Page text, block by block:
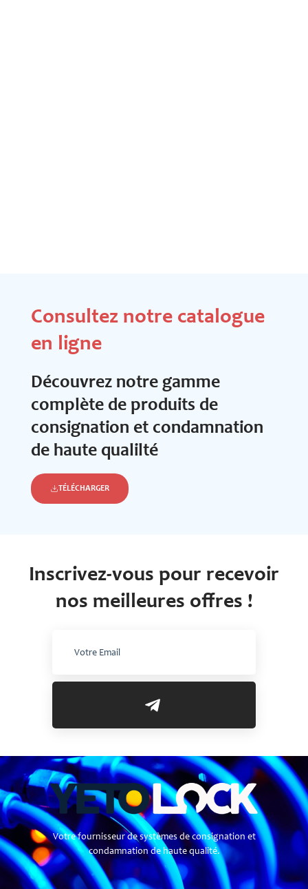
Consultez notre catalogue
en ligne
Découvrez notre gamme
complète de produits de
consignation et condamnation
de haute qualilté
TÉLÉCHARGER
Inscrivez-vous pour recevoir
nos meilleures offres !
Votre fournisseur de systèmes de consignation et
condamnation de haute qualité.